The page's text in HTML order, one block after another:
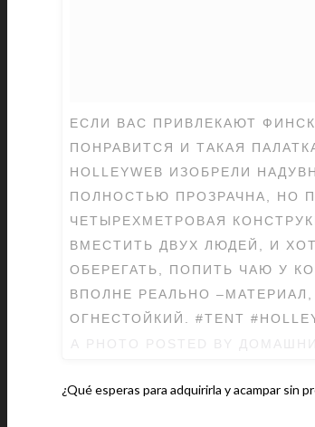
ЕСЛИ ВАС ПРИВЛЕКАЮТ
ПОНРАВИТСЯ И ТАКАЯ
HOLLEYWEB ИЗОБРЕЛИ
ПОЛНОСТЬЮ ПРОЗРАЧНА, НО
ЧЕТЫРЕХМЕТРОВАЯ
ВМЕСТИТЬ ДВУХ ЛЮДЕЙ, И
ОБЕРЕГАТЬ, ПОПИТЬ ЧАЮ У
ВПОЛНЕ РЕАЛЬНО
ОГНЕСТОЙКИЙ. #TENT
¿Qué esperas para adquirirla y acampar sin